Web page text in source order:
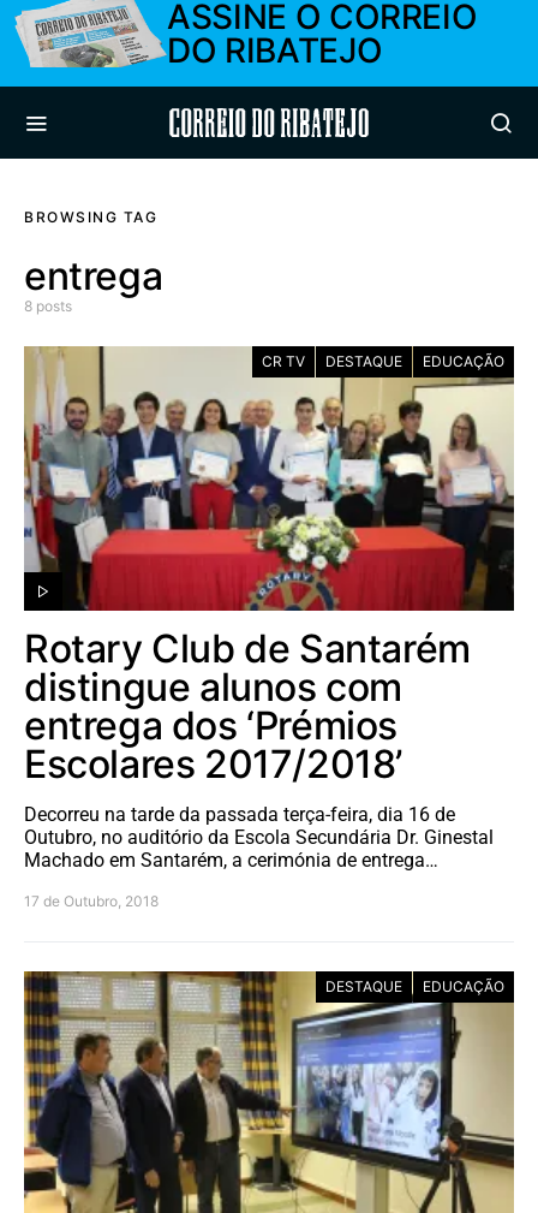
ASSINE O CORREIO
DO RIBATEJO
Correio do Ribatejo
BROWSING TAG
entrega
8 posts
CR TV DESTAQUE EDUCAÇÃO
Rotary Club de Santarém
distingue alunos com
entrega dos ‘Prémios
Escolares 2017/2018’
Decorreu na tarde da passada terça-feira, dia 16 de
Outubro, no auditório da Escola Secundária Dr. Ginestal
Machado em Santarém, a cerimónia de entrega…
17 de Outubro, 2018
DESTAQUE EDUCAÇÃO